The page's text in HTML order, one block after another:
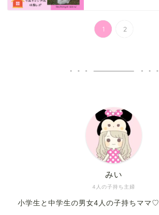
1 2
4人の子持ち主婦
みい
小学生と中学生の男女4人の子持ちママ♡